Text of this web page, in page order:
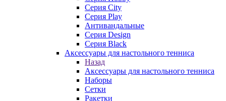
Серия City
Серия Play
Антивандальные
Серия Design
Серия Black
Аксессуары для настольного тенниса
Назад
Аксессуары для настольного тенниса
Наборы
Сетки
Ракетки